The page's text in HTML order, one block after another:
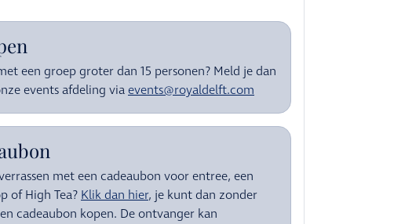
een groep groter dan 15 personen? Meld je dan
events afdeling viaevents@royaldelft.com
met een cadeaubon voor entree, een
of High Tea? Klik dan hier, je kunt dan zonder
cadeaubon kopen. De ontvanger kan